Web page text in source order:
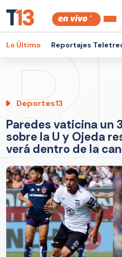
Lo Último Reportajes
Deportes13
Paredes vaticina un
sobre la U y Ojeda
verá dentro de la